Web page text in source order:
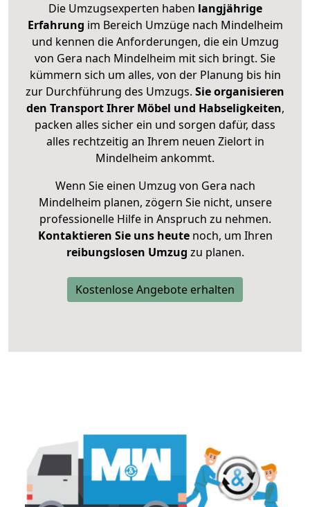
Die Umzugsexperten haben langjährige
Erfahrung im Bereich Umzüge nach Mindelheim
und kennen die Anforderungen, die ein Umzug
von Gera nach Mindelheim mit sich bringt. Sie
kümmern sich um alles, von der Planung bis hin
zur Durchführung des Umzugs. Sie organisieren
den Transport Ihrer Möbel und Habseligkeiten,
packen alles sicher ein und sorgen dafür, dass
alles rechtzeitig an Ihrem neuen Zielort in
Mindelheim ankommt.
Wenn Sie einen Umzug von Gera nach
Mindelheim planen, zögern Sie nicht, unsere
professionelle Hilfe in Anspruch zu nehmen.
Kontaktieren Sie uns heutenoch, um Ihren
reibungslosen Umzug zu planen.
Kostenlose Angebote erhalten